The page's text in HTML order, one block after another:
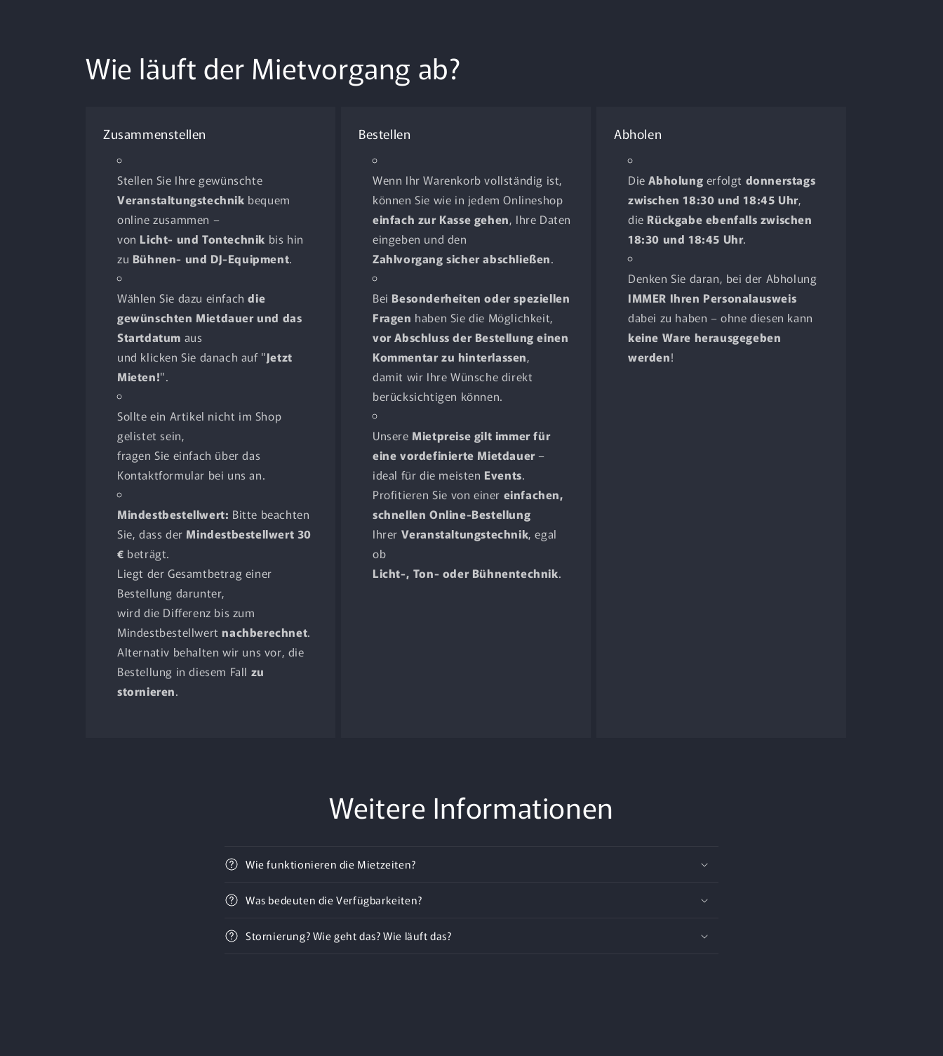
Wie läuft der Mietvorgang ab?
Zusammenstellen
Stellen Sie Ihre gewünschte
Veranstaltungstechnik bequem
online zusammen –
von Licht- und Tontechnik bis hin
zu Bühnen- und DJ-Equipment.
Wählen Sie dazu einfachdie
gewünschten Mietdauer und das
Startdatum aus
und klicken Sie danach auf "Jetzt
Mieten!".
Sollte ein Artikel nicht im Shop
gelistet sein,
fragen Sie einfach über das
Kontaktformular bei uns an.
Mindestbestellwert: Bitte beachten
Sie, dass der Mindestbestellwert 30
€ beträgt.
Liegt der Gesamtbetrag einer
Bestellung darunter,
wird die Differenz bis zum
Mindestbestellwertnachberechnet.
Alternativ behalten wir uns vor, die
Bestellung in diesem Fall zu
stornieren.
Bestellen
Wenn Ihr Warenkorb vollständig ist,
können Sie wie in jedem Onlineshop
einfach zur Kasse gehen, Ihre Daten
eingeben und den
Zahlvorgang sicher abschließen.
Bei Besonderheiten oder speziellen
Fragen haben Sie die Möglichkeit,
vor Abschluss der Bestellung einen
Kommentar zu hinterlassen,
damit wir Ihre Wünsche direkt
berücksichtigen können.
Unsere Mietpreise gilt immer für
eine vordefinierte Mietdauer–
ideal für die meisten Events.
Profitieren Sie von einer einfachen,
schnellen Online-Bestellung
Ihrer Veranstaltungstechnik, egal
ob
Licht-, Ton- oder Bühnentechnik.
Abholen
DieAbholung erfolgt donnerstags
zwischen 18:30 und 18:45 Uhr,
die Rückgabe ebenfalls zwischen
18:30 und 18:45 Uhr.
Denken Sie daran, bei der Abholung
IMMER Ihren Personalausweis
dabei zu haben – ohne diesen kann
keine Ware herausgegeben
werden!
Weitere Informationen
Wie funktionieren die Mietzeiten?
Was bedeuten die Verfügbarkeiten?
Stornierung? Wie geht das? Wie läuft das?